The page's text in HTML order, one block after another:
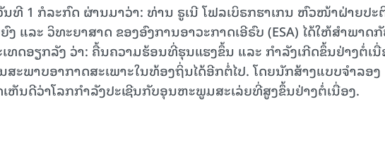
ທີ 1 ກໍລະກົດ ຜ່ານມາວ່າ: ທ່ານ ຣູເນີ ໂຟລເບິຣກຮາເກນ ຫົວໜ້າຝ່າຍປະ
ແລະ ວິທະຍາສາດ ຂອງອົງການອາວະກາດເອີຣົບ (ESA) ໄດ້ໃຫ້ສຳພາດ
ດອຽກລັງ ວ່າ: ຄື້ນຄວາມຮ້ອນທີ່ຮຸນແຮງຂຶ້ນ ແລະ ກຳລັງເກີດຂຶ້ນຢ່າງຕໍ່ເນື່
ະພາບອາກາດສະເພາະໃນທ້ອງຖິ່ນໄດ້ອີກຕໍ່ໄປ. ໂດຍນັກສ້າງແບບຈຳລອງ
ຫັນດີວ່າໂລກກຳລັງປະເຊີນກັບອຸນຫະພູມສະເລ່ຍທີ່ສູງຂຶ້ນຢ່າງຕໍ່ເນື່ອງ.